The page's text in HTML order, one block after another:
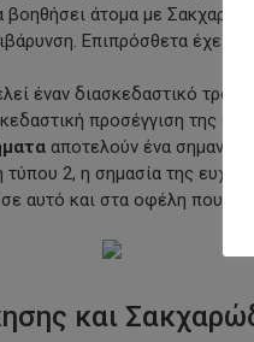
βοηθήσει άτομα με
Επιπρόσθετα έχει
έναν διασκεδαστικό
προσέγγιση της
αποτελούν ένα
2, η σημασία της
αυτό και στα οφέλη που
και